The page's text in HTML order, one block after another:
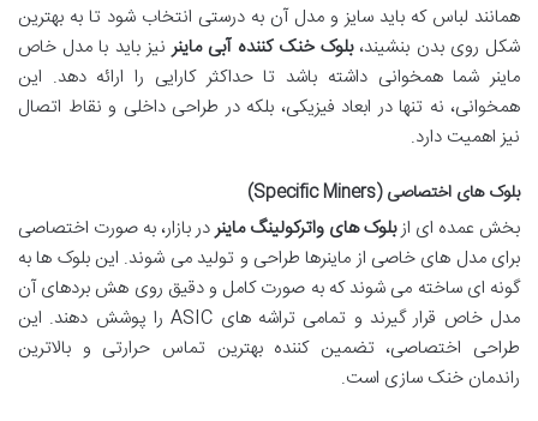
همانند لباس که باید سایز و مدل آن به درستی انتخاب شود تا به بهترین
شکل روی بدن بنشیند،بلوک خنک کننده آبی ماینرنیز باید با مدل خاص
ماینر شما همخوانی داشته باشد تا حداکثر کارایی را ارائه دهد. این
همخوانی، نه تنها در ابعاد فیزیکی، بلکه در طراحی داخلی و نقاط اتصال
نیز اهمیت دارد.
بلوک های اختصاصی (Specific Miners)
بخش عمده ای ازبلوک های واترکولینگ ماینردر بازار، به صورت اختصاصی
برای مدل های خاصی از ماینرها طراحی و تولید می شوند. این بلوک ها به
گونه ای ساخته می شوند که به صورت کامل و دقیق روی هش بردهای آن
مدل خاص قرار گیرند و تمامی تراشه های ASIC را پوشش دهند. این
طراحی اختصاصی، تضمین کننده بهترین تماس حرارتی و بالاترین
راندمان خنک سازی است.